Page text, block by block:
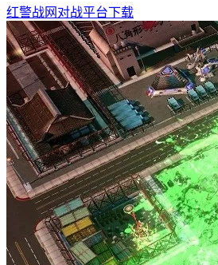
红警战网对战平台下载